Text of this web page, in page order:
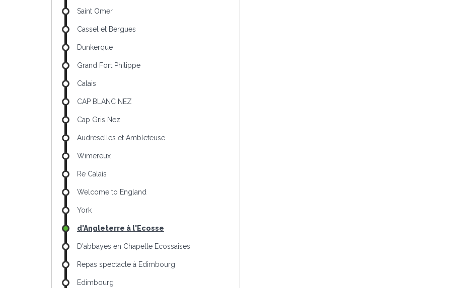
Saint Omer
Cassel et Bergues
Dunkerque
Grand Fort Philippe
Calais
CAP BLANC NEZ
Cap Gris Nez
Audreselles et Ambleteuse
Wimereux
Re Calais
Welcome to England
York
d'Angleterre à l'Ecosse
D'abbayes en Chapelle Ecossaises
Repas spectacle à Edimbourg
Edimbourg